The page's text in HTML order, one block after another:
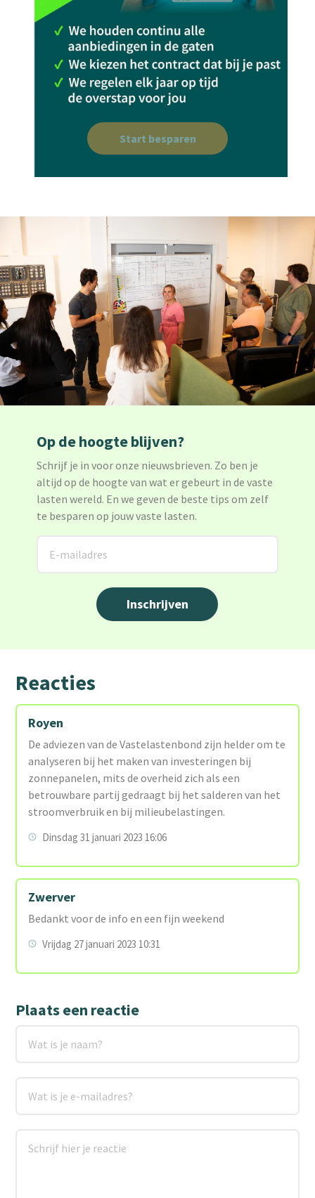
Start besparen
Op de hoogte blijven?
Schrijf je in voor onze nieuwsbrieven. Zo ben je
altijd op de hoogte van wat er gebeurt in de vaste
lasten wereld. En we geven de beste tips om zelf
te besparen op jouw vaste lasten.
Reacties
Royen
De adviezen van de Vastelastenbond zijn helder om te
analyseren bij het maken van investeringen bij
zonnepanelen, mits de overheid zich als een
betrouwbare partij gedraagt bij het salderen van het
stroomverbruik en bij milieubelastingen.
Dinsdag 31 januari 2023 16:06
Zwerver
Bedankt voor de info en een fijn weekend
Vrijdag 27 januari 2023 10:31
Plaats een reactie